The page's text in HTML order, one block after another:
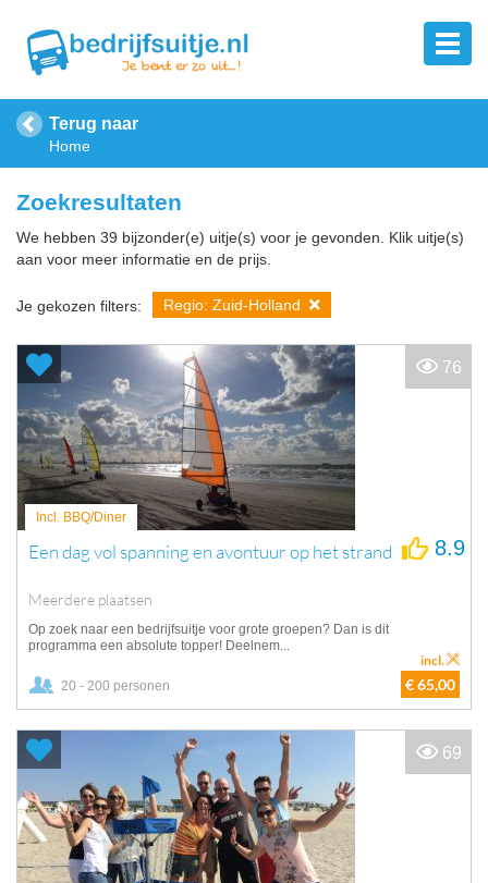
Terug naar
Home
Zoekresultaten
We hebben 39 bijzonder(e) uitje(s) voor je gevonden. Klik uitje(s)
aan voor meer informatie en de prijs.
Je gekozen filters: Regio: Zuid-Holland
Incl. BBQ/Diner
Een dag vol spanning en avontuur op het strand
Meerdere plaatsen
8.9
Op zoek naar een bedrijfsuitje voor grote groepen? Dan is dit
programma een absolute topper! Deelnem...
20 - 200 personen € 65,00
incl.
76
69